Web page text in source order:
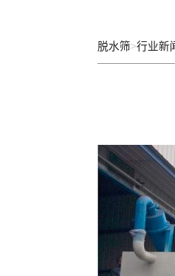
脱水筛>行业新